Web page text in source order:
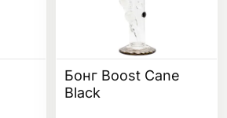
Бонг Boost Cane
Black